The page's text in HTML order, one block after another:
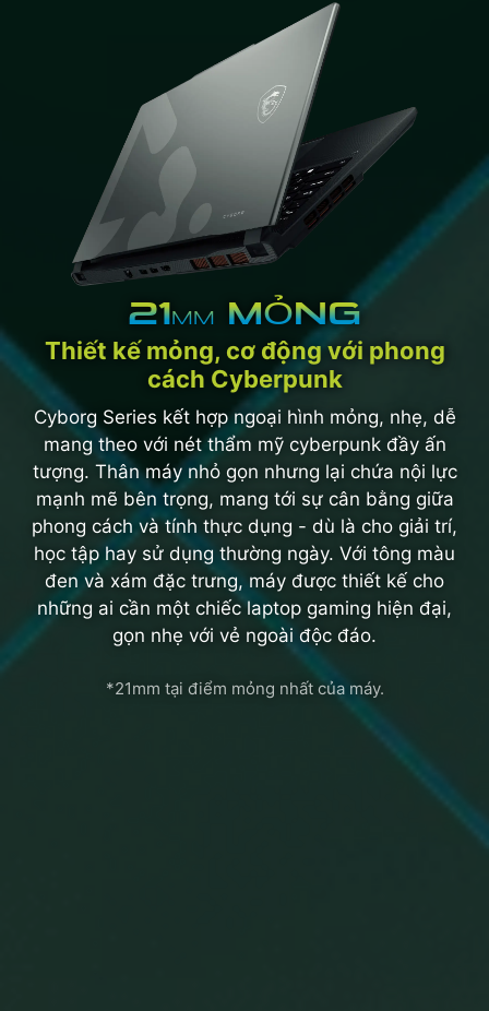
21MM MỎNG
Thiết kế mỏng, cơ động với phong
cách Cyberpunk
Cyborg Series kết hợp ngoại hình mỏng, nhẹ, dễ
mang theo với nét thẩm mỹ cyberpunk đầy ấn
tượng. Thân máy nhỏ gọn nhưng lại chứa nội lực
mạnh mẽ bên trọng, mang tới sự cân bằng giữa
phong cách và tính thực dụng - dù là cho giải trí,
học tập hay sử dụng thường ngày. Với tông màu
đen và xám đặc trưng, máy được thiết kế cho
những ai cần một chiếc laptop gaming hiện đại,
gọn nhẹ với vẻ ngoài độc đáo.
*21mm tại điểm mỏng nhất của máy.